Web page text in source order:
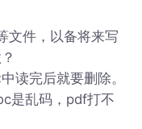
文件，以备将来写
读完后就要删除。
是乱码，pdf打不